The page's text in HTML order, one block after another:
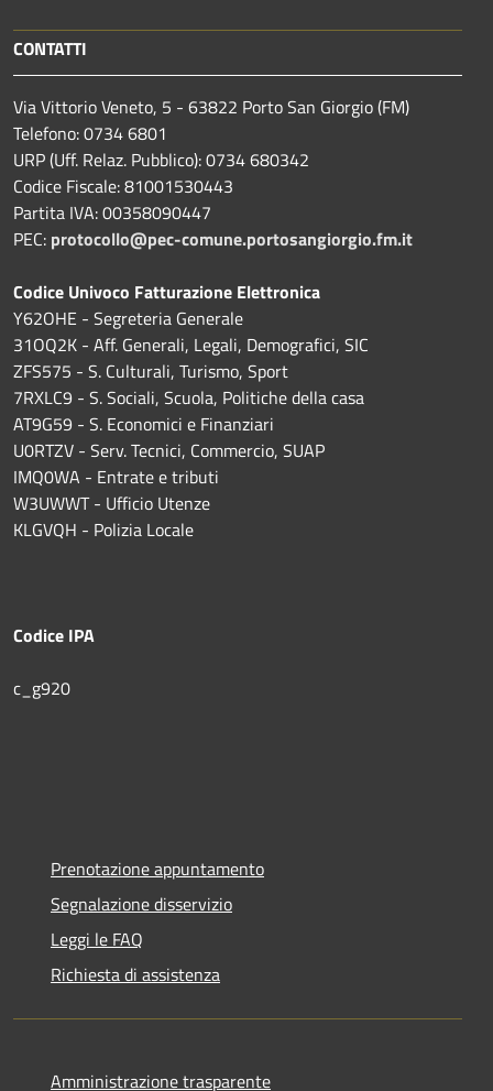
CONTATTI
Via Vittorio Veneto, 5 - 63822 Porto San Giorgio (FM)
Telefono: 0734 6801
URP (Uff. Relaz. Pubblico): 0734 680342
Codice Fiscale: 81001530443
Partita IVA: 00358090447
PEC: protocollo@pec-comune.portosangiorgio.fm.it
Codice Univoco Fatturazione Elettronica
Y62OHE - Segreteria Generale
31OQ2K - Aff. Generali, Legali, Demografici, SIC
ZFS575 - S. Culturali, Turismo, Sport
7RXLC9 - S. Sociali, Scuola, Politiche della casa
AT9G59 - S. Economici e Finanziari
U0RTZV - Serv. Tecnici, Commercio, SUAP
IMQ0WA - Entrate e tributi
W3UWWT - Ufficio Utenze
KLGVQH - Polizia Locale
Codice IPA
c_g920
Prenotazione appuntamento
Segnalazione disservizio
Leggi le FAQ
Richiesta di assistenza
Amministrazione trasparente